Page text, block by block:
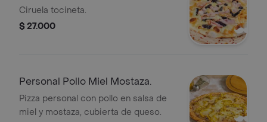
Ciruela tocineta.
$ 27.000
Personal Pollo Miel Mostaza.
Pizza personal con pollo en salsa de
miel y mostaza, cubierta de queso.